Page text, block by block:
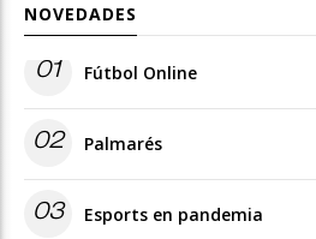
NOVEDADES
01 Fútbol Online
02 Palmarés
03 Esports en pandemia